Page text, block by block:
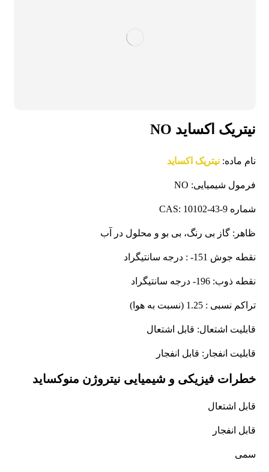
نيتريک اکسايد NO
نام ماده:نیتریک اکساید
فرمول شیمیایی: NO
شماره CAS: 10102-43-9
ظاهر: گاز بی رنگ، بی بو و محلول در آب
نقطه جوش 151- : درجه سانتیگراد
نقطه ذوب: 196- درجه سانتیگراد
تراکم نسبی : 1.25 (نسبت به هوا)
قابلیت اشتعال: قابل اشتعال
قابلیت انفجار: قابل انفجار
خطرات فیزیکی و شیمیایی نيتروژن منوکسايد
قابل اشتعال
قابل انفجار
سمی